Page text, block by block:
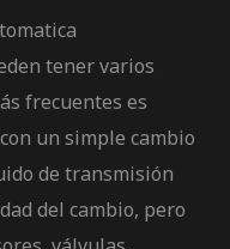
tener varios
frecuentes es
un simple cambio
de transmisión
del cambio, pero